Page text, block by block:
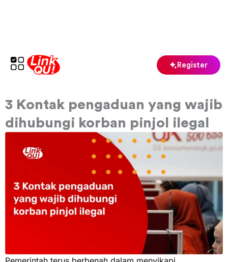
Register
3 Kontak pengaduan yang wajib
dihubungi korban pinjol ilegal